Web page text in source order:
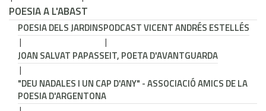
POESIA A L'ABAST
POESIA DELS JARDINSPODCAST VICENT ANDRÉS ESTELLÉS
JOAN SALVAT PAPASSEIT, POETA D'AVANTGUARDA
"DEU NADALES I UN CAP D'ANY" - ASSOCIACIÓ AMICS DE LA
POESIA D'ARGENTONA